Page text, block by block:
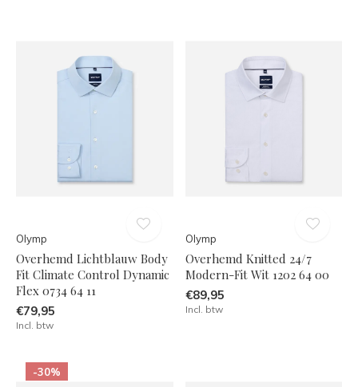
Olymp
Overhemd Lichtblauw Body
Fit Climate Control Dynamic
Flex 0734 64 11
€79,95
Incl. btw
Olymp
Overhemd Knitted 24/7
Modern-Fit Wit 1202 64 00
€89,95
Incl. btw
-30%